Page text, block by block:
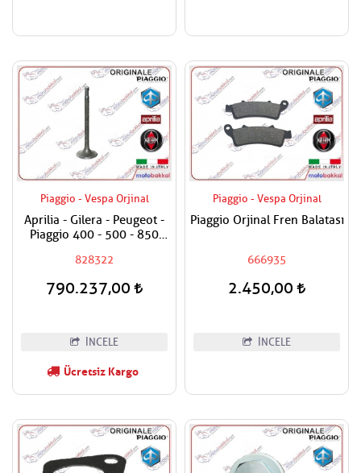
Piaggio - Vespa Orjinal
Aprilia - Gilera - Peugeot -
Piaggio 400 - 500 - 850
828322
790.237,00
İNCELE
Ücretsiz Kargo
Piaggio - Vespa Orjinal
Piaggio Orjinal Fren Balatası
666935
2.450,00
İNCELE